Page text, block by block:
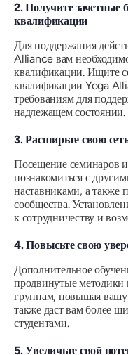
2. Получите
квалификации
Для поддержания
Alliance вам
квалификации. Ищите
квалификации Yoga
требованиям для
надлежащем состоянии.
3. Расширьте свою
Посещение семинаров
познакомиться с
наставниками, а также
сообщества.
к сотрудничеству и
4. Повысьте свою
Дополнительное
продвинутые методики
группам, повышая вашу
также даст вам более
студентами.
5. Увеличьте свой